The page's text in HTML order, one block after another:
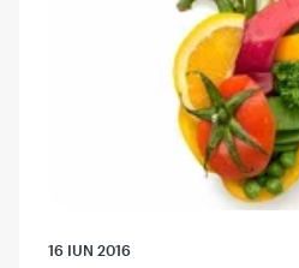
16 IUN 2016